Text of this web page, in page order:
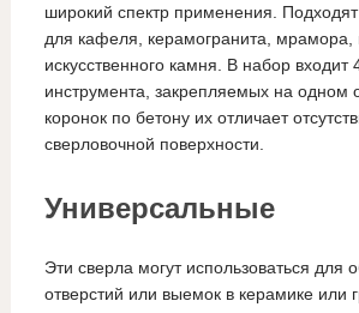
широкий спектр применения. Подходят
для кафеля, керамогранита, мрамора,
искусственного камня. В набор входит
инструмента, закрепляемых на одном
коронок по бетону их отличает
сверловочной поверхности.
Универсальные
Эти сверла могут использоваться для
отверстий или выемок в керамике или